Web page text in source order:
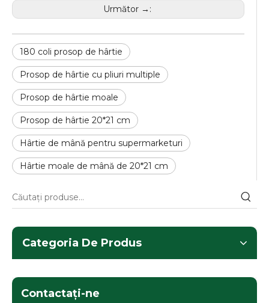
Următor →:
180 coli prosop de hârtie
Prosop de hârtie cu pliuri multiple
Prosop de hârtie moale
Prosop de hârtie 20*21 cm
Hârtie de mână pentru supermarketuri
Hârtie moale de mână de 20*21 cm
Categoria De Produs
Contactaţi-ne